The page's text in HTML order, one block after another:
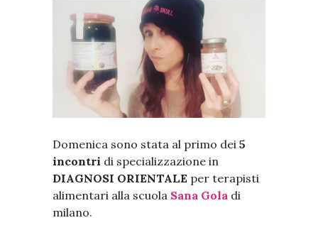
Domenica sono stata al primo dei 5
incontri di specializzazione in
DIAGNOSI ORIENTALE per terapisti
alimentari alla scuola Sana Gola di
milano.